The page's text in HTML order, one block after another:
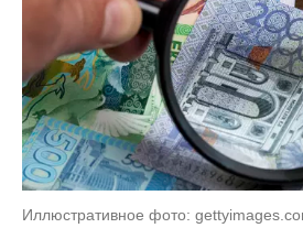
Иллюстративное фото: